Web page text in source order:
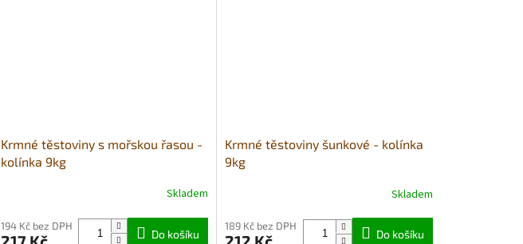
Krmné těstoviny s mořskou řasou -
kolínka 9kg
Skladem
194 Kč bez DPH
Do košíku
Krmné těstoviny šunkové - kolínka
9kg
produktu
Skladem
189 Kč bez DPH
Do košíku